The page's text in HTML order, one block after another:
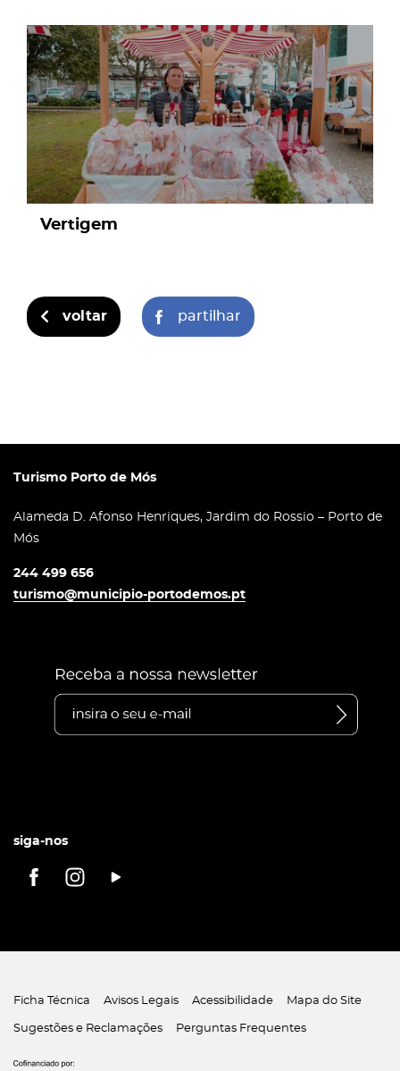
page
Vertigem
voltar partilhar
Turismo Porto de Mós
Alameda D. Afonso Henriques, Jardim do Rossio – Porto de
Mós
244 499 656
turismo@municipio-portodemos.pt
siga-nos
Ficha Técnica Avisos Legais Acessibilidade Mapa do Site
Sugestões e Reclamações Perguntas Frequentes